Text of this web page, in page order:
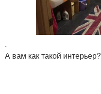
.
А вам как такой интерьер?